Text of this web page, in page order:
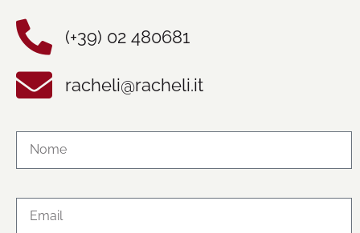
(+39) 02 480681
racheli@racheli.it